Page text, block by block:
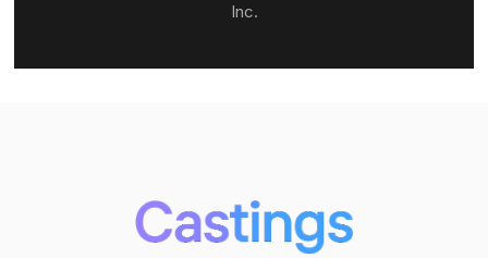
Inc.